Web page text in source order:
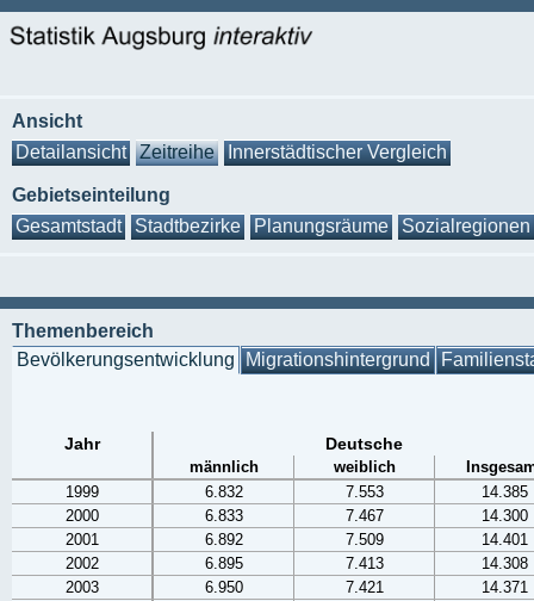
Ansicht
Detailansicht
Zeitreihe Innerstädtischer Vergleich
Gebietseinteilung
Gesamtstadt
Stadtbezirke Planungsräume Sozialregionen
Themenbereich
Bevölkerungsentwicklung Migrationshintergrund
Jahr Deutsche
männlich weiblich
1999
6.832 7.553
14.385
2000
6.833 7.467
14.300
2001
6.892 7.509
14.401
2002
6.895 7.413
14.308
2003
6.950 7.421
14.371